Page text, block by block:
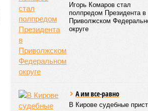
Игорь Комаров стал
полпредом Президента в
Приволжском
округе
А им все-равно
В Кирове судебные